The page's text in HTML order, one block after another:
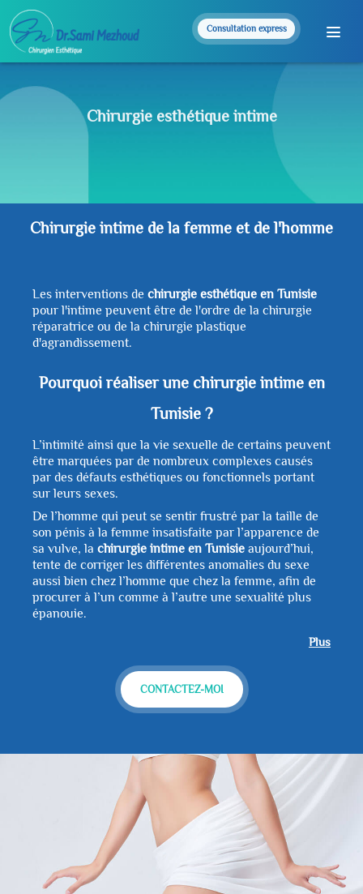
Consultation express
Chirurgie esthétique intime
Chirurgie intime de la femme et de l'homme
Les interventions de chirurgie esthétique en Tunisie
pour l'intime peuvent être de l'ordre de la chirurgie
réparatrice ou de la chirurgie plastique
d'agrandissement.
Pourquoi réaliser une chirurgie intime en
Tunisie ?
L’intimité ainsi que la vie sexuelle de certains peuvent
être marquées par de nombreux complexes causés
par des défauts esthétiques ou fonctionnels portant
sur leurs sexes.
De l’homme qui peut se sentir frustré par la taille de
son pénis à la femme insatisfaite par l’apparence de
sa vulve, la chirurgie intime en Tunisie aujourd’hui,
tente de corriger les différentes anomalies du sexe
aussi bien chez l’homme que chez la femme, afin de
procurer à l’un comme à l’autre une sexualité plus
épanouie.
Plus
CONTACTEZ-MOI